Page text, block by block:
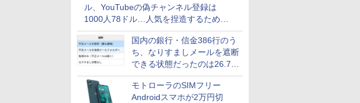
ル、YouTubeの偽チャンネル登録は
1000人78ドル…人気を捏造するための
価格リストが公開中
国内の銀行・信金386行のう
ち、なりすましメールを遮断
できる状態だったのは26.7％
にとどまる～GMOブランド
セキュリティ調査
モトローラのSIMフリー
Androidスマホが2万円切